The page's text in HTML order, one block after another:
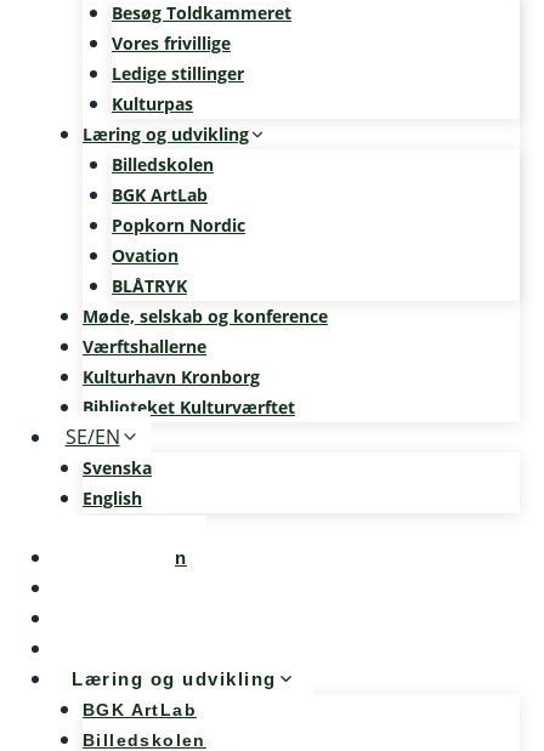
Besøg Toldkammeret
Vores frivillige
Ledige stillinger
Kulturpas
Læring og udvikling
Billedskolen
BGK ArtLab
Popkorn Nordic
Ovation
BLÅTRYK
Møde, selskab og konference
Værftshallerne
Kulturhavn Kronborg
Biblioteket Kulturværftet
SE/EN
Svenska
English
Kalenderen
Læring og udvikling
BGK ArtLab
Billedskolen